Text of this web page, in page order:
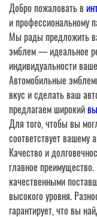
Добро пожаловать в
и профессиональному
Мы рады предложить
эмблем — идеальное
индивидуальности
Автомобильные
вкус и сделать ваш
предлагаем широкий
Для того, чтобы вы
соответствует вашему
Качество и
главное
качественными
высокого уровня.
гарантирует, что вы